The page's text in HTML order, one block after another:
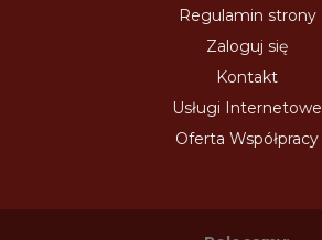
Regulamin strony
Zaloguj się
Kontakt
Usługi Internetowe
Oferta Współpracy